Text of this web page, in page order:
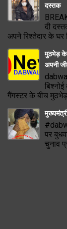
दस्तक
दी
अपने रिश्तेदार के
मुठभेड़ के
अपनी
गैंगस्टर के बीच
पर
चुनाव